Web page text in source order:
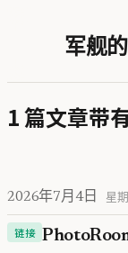
军舰
1 篇文章带
2026年7月4日 星
链接